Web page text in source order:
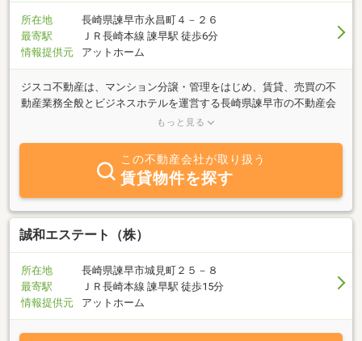
所在地
長崎県諫早市永昌町４－２６
最寄駅
ＪＲ長崎本線 諫早駅 徒歩6分
情報提供元
アットホーム
ジスコ不動産は、マンション分譲・管理をはじめ、賃貸、売買の不
動産業務全般とビジネスホテルを運営する長崎県諫早市の不動産会
社です。長崎のお部屋探しやご宿泊をお探しのお客様はジスコ不動
もっと見る
この不動産会社が取り扱う
賃貸物件を探す
誠和エステート（株）
所在地
長崎県諫早市城見町２５－８
最寄駅
ＪＲ長崎本線 諫早駅 徒歩15分
情報提供元
アットホーム